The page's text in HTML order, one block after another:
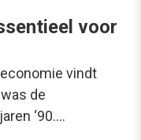
voor
vindt
de
‘90.…